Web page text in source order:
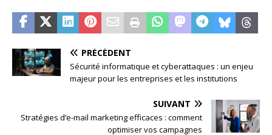
PRÉCÉDENT
Sécurité informatique et cyberattaques : un enjeu
majeur pour les entreprises et les institutions
SUIVANT
Stratégies d’e-mail marketing efficaces : comment
optimiser vos campagnes